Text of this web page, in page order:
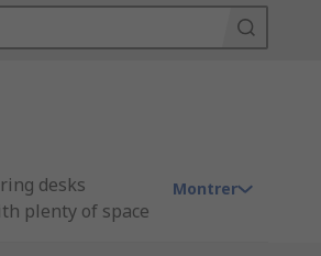
desks
plenty of space
Montrer